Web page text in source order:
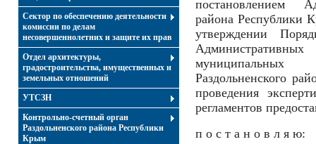
Сектор по обеспечению деятельности
комиссии по делам
несовершеннолетних и защите их прав
Отдел архитектуры,
градостроительства, имущественных и
земельных отношений
УТСЗН
Контрольно-счетный орган
Раздольненского района Республики
Крым
постановлением
района Республики
утверждении
Раздольненского
проведения
регламентов
п о с т а н о в л я ю: